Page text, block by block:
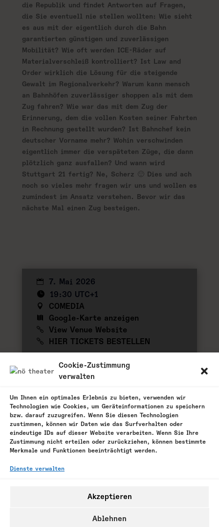
Cookie-Zustimmung
verwalten
Um Ihnen ein optimales Erlebnis zu bieten, verwenden wir
Technologien wie Cookies, um Geräteinformationen zu speichern
bzw. darauf zuzugreifen. Wenn Sie diesen Technologien
zustimmen, können wir Daten wie das Surfverhalten oder
eindeutige IDs auf dieser Website verarbeiten. Wenn Sie Ihre
Zustimmung nicht erteilen oder zurückziehen, können bestimmte
Merkmale und Funktionen beeinträchtigt werden.
Dienste verwalten
Akzeptieren
Ablehnen
die Republik und findet Antworten auf Fragen,
die Sie eventuell nie stellen wollten: Wie sieht
es aus mit der eigentlich durch die Bahn
garantierten günstigen und zuverlässigen
Mobilität? Wie oft werden ICE-Räder auf
Materialverschleiß kontrolliert? Ist Law and
Order wirklich die Lösung für die steigende
Gewalt im Regionalverkehr? Warum kann mensch
an Bahnhöfen zuverlässiger shoppen als mit dem
Zug fahren? Wie war das mit dem Zug der
Erinnerung, dem die vollen Kosten seiner Fahrten
in Rechnung gestellt wurden? Ist Bahnchef kein
deutscher Vorname mehr? Wohin verschwinden
eigentlich immer die verspäteten Züge, die dann
plötzlich ganz ausfallen? Und wann wird
Stuttgart 21 fertig? Ne, Scherz 🙂 Dies und ach
noch so vieles mehr fragen wir uns und wollen es
zumindest im Ansatz verstehen. Bevor wir das
nächste Mal einen Zug besteigen.
7. Mai 2026
19:30 UTC+1
COMEDIA
Google-Karte anzeigen
View Venue Website
HIER TICKETS BESTELLEN
zu meinem Kalender hinzufügen
zurück
Tickets hier bestellen